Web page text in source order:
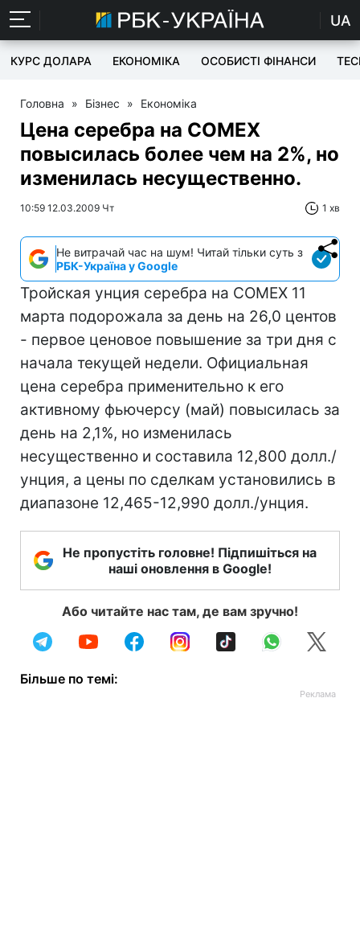
UA
КУРС ДОЛАРА ЕКОНОМІКА ОСОБИСТІ ФІНАНСИ
Головна » Бізнес » Економіка
Цена серебра на COMEX
повысилась более чем на 2%, но
изменилась несущественно.
10:59 12.03.2009 Чт 1 хв
Не витрачай час на шум! Читай тільки суть з
РБК-Україна у Google
Тройская унция серебра на COMEX 11
марта подорожала за день на 26,0 центов
- первое ценовое повышение за три дня с
начала текущей недели. Официальная
цена серебра применительно к его
активному фьючерсу (май) повысилась за
день на 2,1%, но изменилась
несущественно и составила 12,800 долл./
унция, а цены по сделкам установились в
диапазоне 12,465-12,990 долл./унция.
Не пропустіть головне! Підпишіться на
наші оновлення в Google!
Або читайте нас там, де вам зручно!
Більше по темі: